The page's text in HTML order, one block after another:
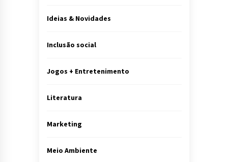
Ideias & Novidades
Inclusão social
Jogos + Entretenimento
Literatura
Marketing
Meio Ambiente